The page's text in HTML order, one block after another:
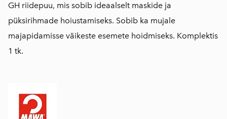
GH riidepuu, mis sobib ideaalselt maskide ja
püksirihmade hoiustamiseks. Sobib ka mujale
majapidamisse väikeste esemete hoidmiseks. Komplektis
1 tk.